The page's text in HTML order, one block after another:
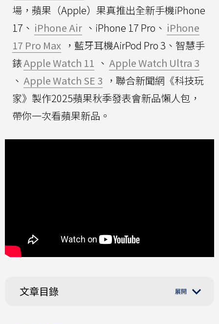
場，蘋果（Apple）果真推出全新手機iPhone
17、 iPhone Air 、iPhone 17 Pro、 iPhone
17 Pro Max ，藍牙耳機AirPod Pro 3、智慧手
錶Apple Watch 11 、 Apple Watch Ultra 3
、 Apple Watch SE 3 ，聯合新聞網《科技玩
家》製作2025蘋果秋季發表會新品懶人包，
帶你一次看蘋果新品。
文章目錄